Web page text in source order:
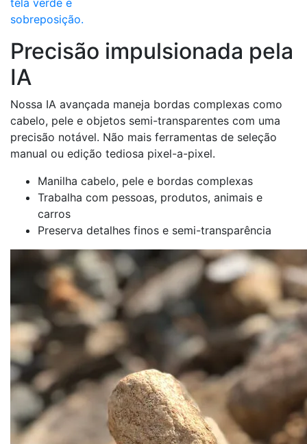
sobreposição.
Precisão impulsionada pela
IA
Nossa IA avançada maneja bordas complexas como
cabelo, pele e objetos semi-transparentes com uma
precisão notável. Não mais ferramentas de seleção
manual ou edição tediosa pixel-a-pixel.
Manilha cabelo, pele e bordas complexas
Trabalha com pessoas, produtos, animais e
carros
Preserva detalhes finos e semi-transparência